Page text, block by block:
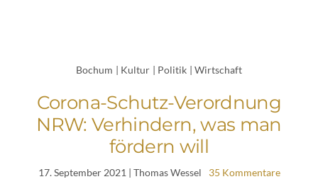
Bochum | Kultur | Politik | Wirtschaft
Corona-Schutz-Verordnung
NRW: Verhindern, was man
fördern will
17. September 2021 | Thomas Wessel 35 Kommentare